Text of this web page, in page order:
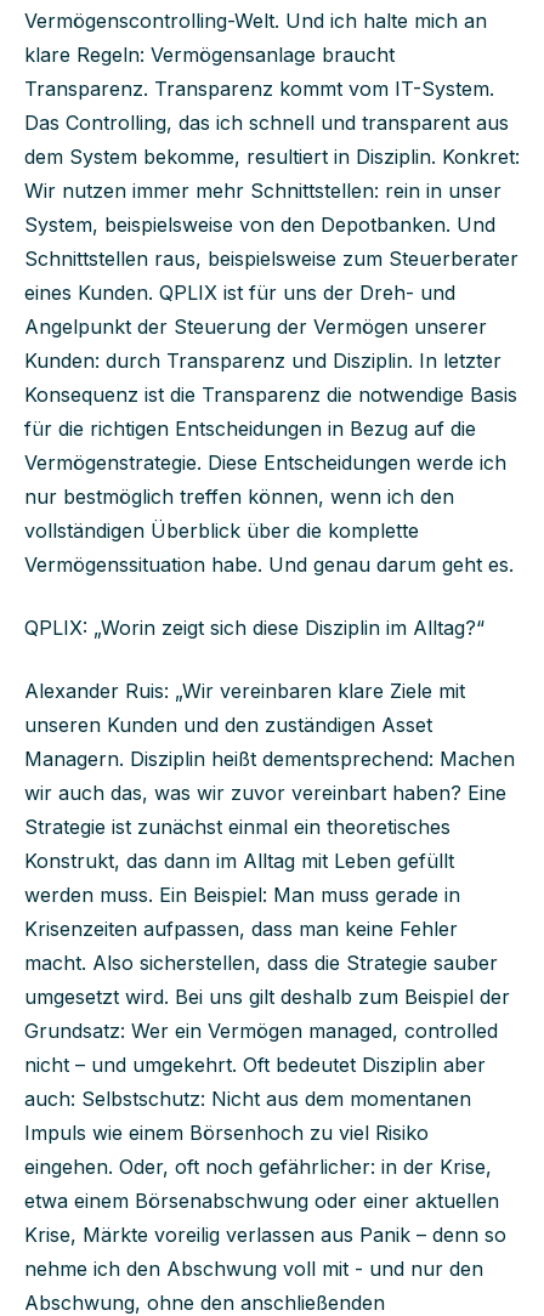
Vermögenscontrolling-Welt. Und ich halte mich an
klare Regeln: Vermögensanlage braucht
Transparenz. Transparenz kommt vom IT-System.
Das Controlling, das ich schnell und transparent aus
dem System bekomme, resultiert in Disziplin. Konkret:
Wir nutzen immer mehr Schnittstellen: rein in unser
System, beispielsweise von den Depotbanken. Und
Schnittstellen raus, beispielsweise zum Steuerberater
eines Kunden. QPLIX ist für uns der Dreh- und
Angelpunkt der Steuerung der Vermögen unserer
Kunden: durch Transparenz und Disziplin. In letzter
Konsequenz ist die Transparenz die notwendige Basis
für die richtigen Entscheidungen in Bezug auf die
Vermögenstrategie. Diese Entscheidungen werde ich
nur bestmöglich treffen können, wenn ich den
vollständigen Überblick über die komplette
Vermögenssituation habe. Und genau darum geht es.
QPLIX: „Worin zeigt sich diese Disziplin im Alltag?“
Alexander Ruis: „Wir vereinbaren klare Ziele mit
unseren Kunden und den zuständigen Asset
Managern. Disziplin heißt dementsprechend: Machen
wir auch das, was wir zuvor vereinbart haben? Eine
Strategie ist zunächst einmal ein theoretisches
Konstrukt, das dann im Alltag mit Leben gefüllt
werden muss. Ein Beispiel: Man muss gerade in
Krisenzeiten aufpassen, dass man keine Fehler
macht. Also sicherstellen, dass die Strategie sauber
umgesetzt wird. Bei uns gilt deshalb zum Beispiel der
Grundsatz: Wer ein Vermögen managed, controlled
nicht – und umgekehrt. Oft bedeutet Disziplin aber
auch: Selbstschutz: Nicht aus dem momentanen
Impuls wie einem Börsenhoch zu viel Risiko
eingehen. Oder, oft noch gefährlicher: in der Krise,
etwa einem Börsenabschwung oder einer aktuellen
Krise, Märkte voreilig verlassen aus Panik – denn so
nehme ich den Abschwung voll mit - und nur den
Abschwung, ohne den anschließenden